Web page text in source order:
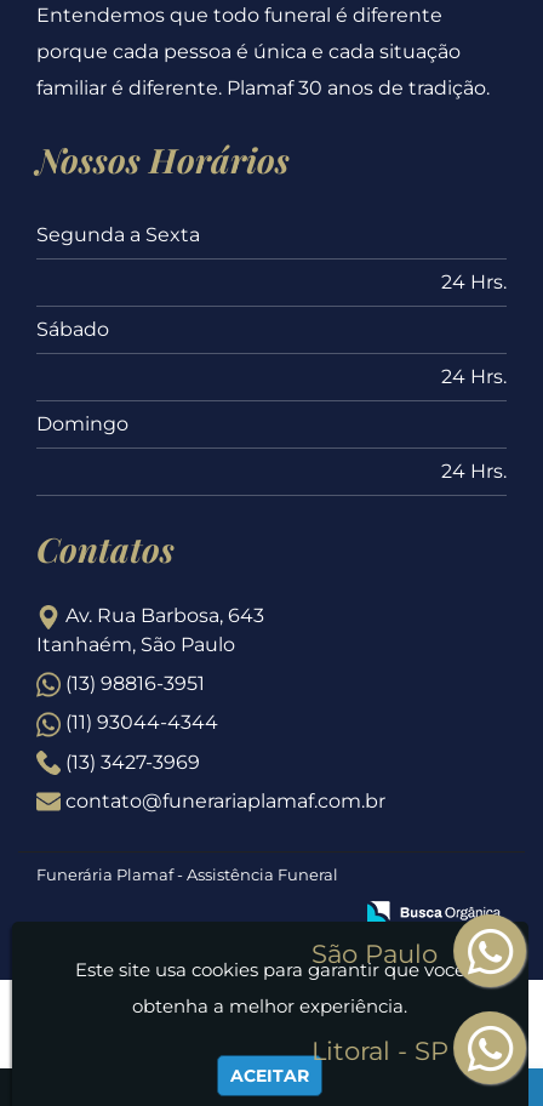
Entendemos que todo funeral é diferente
porque cada pessoa é única e cada situação
familiar é diferente. Plamaf 30 anos de tradição.
Nossos Horários
Segunda a Sexta
24 Hrs.
Sábado
24 Hrs.
Domingo
24 Hrs.
Contatos
Av. Rua Barbosa, 643
Itanhaém, São Paulo
(13) 98816-3951
(11) 93044-4344
(13) 3427-3969
contato@funerariaplamaf.com.br
Funerária Plamaf - Assistência Funeral
Este site usa cookies para garantir que você
obtenha a melhor experiência.
ACEITAR